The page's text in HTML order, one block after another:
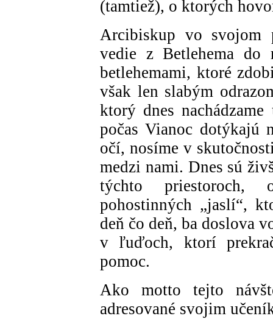
(tamtiež), o ktorých
Arcibiskup vo svojom
vedie z Betlehema
betlehemami, ktoré
však len slabým
ktorý dnes
počas Vianoc dotýkajú
očí, nosíme v
medzi nami. Dnes sú
týchto priestoroch,
pohostinných „jaslí“,
deň čo deň, ba doslova
v ľuďoch, ktorí
pomoc.
Ako motto tejto
adresované svojim